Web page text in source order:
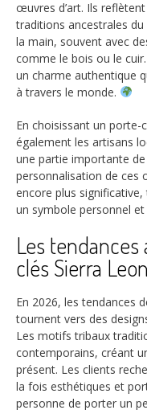
œuvres d’art. Ils
traditions ancestrales
la main, souvent avec
comme le bois ou le
un charme authentique
à travers le monde.
En choisissant un
également les artisans
une partie importante
personnalisation de ces
encore plus
un symbole personnel
Les
clés Sierra
En 2026, les tendances
tournent vers des
Les motifs tribaux
contemporains, créant
présent. Les clients
la fois esthétiques et
personne de porter un